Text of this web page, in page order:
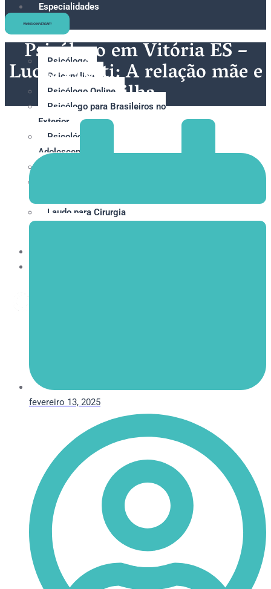
Especialidades
e
Terapias
Psicólogo
Psicanálise
Psicólogo Online
Psicólogo para Brasileiros no
Exterior
Psicológo para
Adolescentes
Laudo para Cirurgia
VAMOS CONVERSAR?
Psicólogo em Vitória ES –
Lucas Protti: A relação mãe e
filha
fevereiro 13, 2025